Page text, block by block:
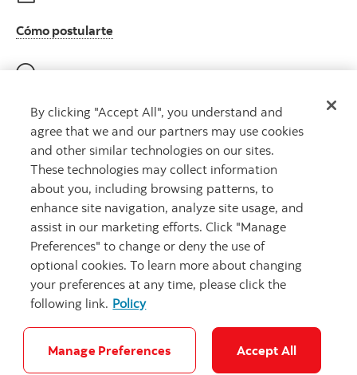
Cómo postularte
Participación E-Verify (EE.UU.)
Derecho al trabajo E-Verify (EE.UU.)
Seguridad Accesibilidad
By clicking "Accept All", you understand and
agree that we and our partners may use cookies
and other similar technologies on our sites.
These technologies may collect information
about you, including browsing patterns, to
enhance site navigation, analyze site usage, and
assist in our marketing efforts. Click "Manage
Preferences" to change or deny the use of
optional cookies. To learn more about changing
your preferences at any time, please click the
following link. Policy
Manage Preferences Accept All